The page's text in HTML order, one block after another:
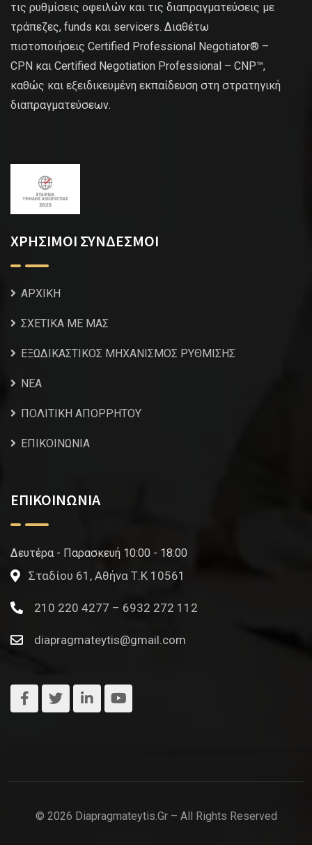
τις ρυθμίσεις οφειλών και τις διαπραγματεύσεις με
τράπεζες, funds και servicers. Διαθέτω
πιστοποιήσεις Certified Professional Negotiator® –
CPN και Certified Negotiation Professional – CNP™,
καθώς και εξειδικευμένη εκπαίδευση στη στρατηγική
διαπραγματεύσεων.
ΧΡΗΣΙΜΟΙ ΣΥΝΔΕΣΜΟΙ
ΑΡΧΙΚΗ
ΣΧΕΤΙΚΑ ΜΕ ΜΑΣ
ΕΞΩΔΙΚΑΣΤΙΚΟΣ ΜΗΧΑΝΙΣΜΟΣ ΡΥΘΜΙΣΗΣ
NEA
ΠΟΛΙΤΙΚΗ ΑΠΟΡΡΗΤΟΥ
ΕΠΙΚΟΙΝΩΝΙΑ
ΕΠΙΚΟΙΝΩΝΙΑ
Δευτέρα - Παρασκευή 10:00 - 18:00
Σταδίου 61, Αθήνα Τ.Κ 10561
210 220 4277 – 6932 272 112
diapragmateytis@gmail.com
© 2026 Diapragmateytis.gr – All Rights Reserved